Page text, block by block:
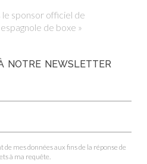
sponsor officiel de
de boxe »
NOTRE NEWSLETTER
mes données aux fins de la réponse de
à ma requête.